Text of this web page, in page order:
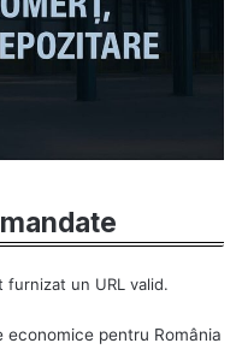
furnizat un URL valid.
pentru România